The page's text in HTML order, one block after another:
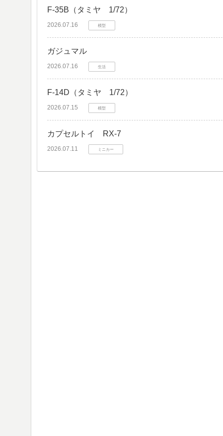
F-35B（タミヤ 1/72）
2026.07.16 模型
ガジュマル
2026.07.16 生活
F-14D（タミヤ 1/72）
2026.07.15 模型
カプセルトイ RX-7
2026.07.11 ミニカー